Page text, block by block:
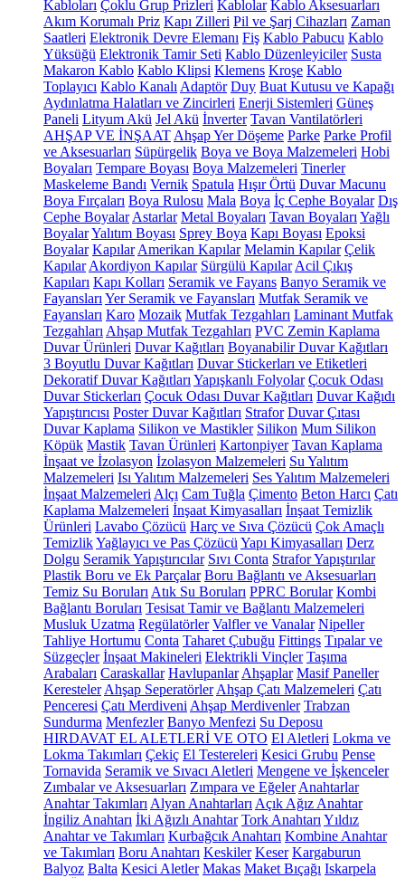
Kabloları Çoklu Grup Prizleri Kablolar Kablo Aksesuarları
Akım Korumalı Priz Kapı Zilleri Pil ve Şarj Cihazları Zaman
Saatleri Elektronik Devre Elemanı Fiş Kablo Pabucu Kablo
Yüksüğü Elektronik Tamir Seti Kablo Düzenleyiciler Susta
Makaron Kablo Kablo Klipsi Klemens Kroşe Kablo
Toplayıcı Kablo Kanalı Adaptör Duy Buat Kutusu ve Kapağı
Aydınlatma Halatları ve Zincirleri Enerji Sistemleri Güneş
Paneli Lityum Akü Jel Akü İnverter Tavan Vantilatörleri
AHŞAP VE İNŞAAT Ahşap Yer Döşeme Parke Parke Profil
ve Aksesuarları Süpürgelik Boya ve Boya Malzemeleri Hobi
Boyaları Tempare Boyası Boya Malzemeleri Tinerler
Maskeleme Bandı Vernik Spatula Hışır Örtü Duvar Macunu
Boya Fırçaları Boya Rulosu Mala Boya İç Cephe Boyalar Dış
Cephe Boyalar Astarlar Metal Boyaları Tavan Boyaları Yağlı
BoyalarYalıtım Boyası Sprey Boya Kapı Boyası Epoksi
Boyalar Kapılar Amerikan Kapılar Melamin Kapılar Çelik
Kapılar Akordiyon Kapılar Sürgülü Kapılar Acil Çıkış
Kapıları Kapı Kolları Seramik ve Fayans Banyo Seramik ve
Fayansları Yer Seramik ve Fayansları Mutfak Seramik ve
Fayansları Karo Mozaik Mutfak Tezgahları Laminant Mutfak
Tezgahları Ahşap Mutfak Tezgahları PVC Zemin Kaplama
Duvar Ürünleri Duvar Kağıtları Boyanabilir Duvar Kağıtları
3 Boyutlu Duvar Kağıtları Duvar Stickerları ve Etiketleri
Dekoratif Duvar Kağıtları Yapışkanlı Folyolar Çocuk Odası
Duvar Stickerları Çocuk Odası Duvar Kağıtları Duvar Kağıdı
Yapıştırıcısı Poster Duvar Kağıtları Strafor Duvar Çıtası
Duvar Kaplama Silikon ve Mastikler Silikon Mum Silikon
Köpük Mastik Tavan Ürünleri Kartonpiyer Tavan Kaplama
İnşaat ve İzolasyon İzolasyon Malzemeleri Su Yalıtım
Malzemeleri Isı Yalıtım Malzemeleri Ses Yalıtım Malzemeleri
İnşaat Malzemeleri Alçı Cam Tuğla Çimento Beton Harcı Çatı
Kaplama Malzemeleri İnşaat Kimyasalları İnşaat Temizlik
Ürünleri Lavabo Çözücü Harç ve Sıva Çözücü Çok Amaçlı
TemizlikYağlayıcı ve Pas Çözücü Yapı Kimyasalları Derz
Dolgu Seramik Yapıştırıcılar Sıvı Conta Strafor Yapıştırılar
Plastik Boru ve Ek Parçalar Boru Bağlantı ve Aksesuarları
Temiz Su Boruları Atık Su Boruları PPRC Borular Kombi
Bağlantı Boruları Tesisat Tamir ve Bağlantı Malzemeleri
Musluk Uzatma Regülatörler Valfler ve Vanalar Nipeller
Tahliye Hortumu Conta Taharet Çubuğu Fittings Tıpalar ve
Süzgeçler İnşaat Makineleri Elektrikli Vinçler Taşıma
Arabaları Caraskallar Havlupanlar Ahşaplar Masif Paneller
Keresteler Ahşap Seperatörler Ahşap Çatı Malzemeleri Çatı
Penceresi Çatı Merdiveni Ahşap Merdivenler Trabzan
Sundurma Menfezler Banyo Menfezi Su Deposu
HIRDAVAT EL ALETLERİ VE OTO El Aletleri Lokma ve
Lokma Takımları Çekiç El Testereleri Kesici Grubu Pense
Tornavida Seramik ve Sıvacı Aletleri Mengene ve İşkenceler
Zımbalar ve Aksesuarları Zımpara ve Eğeler Anahtarlar
Anahtar Takımları Alyan Anahtarları Açık Ağız Anahtar
İngiliz Anahtarı İki Ağızlı Anahtar Tork Anahtarı Yıldız
Anahtar ve Takımları Kurbağcık Anahtarı Kombine Anahtar
ve Takımları Boru Anahtarı Keskiler Keser Kargaburun
Balyoz Balta Kesici Aletler Makas Maket Bıçağı Iskarpela